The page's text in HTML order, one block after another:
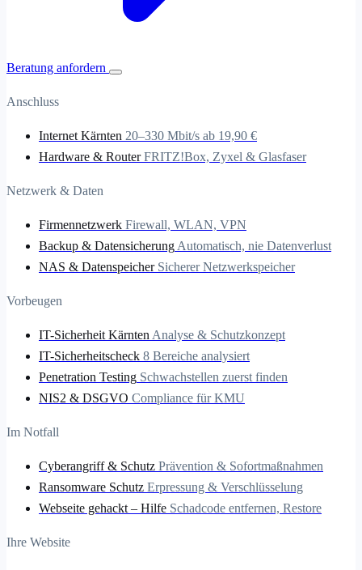
Beratung anfordern
Anschluss
Internet Kärnten 20–330 Mbit/s ab 19,90 €
Hardware & Router FRITZ!Box, Zyxel & Glasfaser
Netzwerk & Daten
Firmennetzwerk Firewall, WLAN, VPN
Backup & Datensicherung Automatisch, nie Datenverlust
NAS & Datenspeicher Sicherer Netzwerkspeicher
Vorbeugen
IT-Sicherheit Kärnten Analyse & Schutzkonzept
IT-Sicherheitscheck 8 Bereiche analysiert
Penetration Testing Schwachstellen zuerst finden
NIS2 & DSGVO Compliance für KMU
Im Notfall
Cyberangriff & Schutz Prävention & Sofortmaßnahmen
Ransomware Schutz Erpressung & Verschlüsselung
Webseite gehackt – Hilfe Schadcode entfernen, Restore
Ihre Website